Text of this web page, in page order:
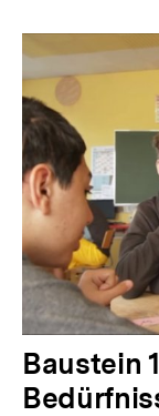
Baustein